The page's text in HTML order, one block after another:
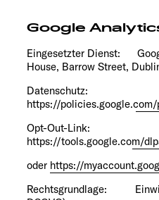
Google
Eingesetzter Dienst:
House, Barrow Street,
Datenschutz:
https://policies.google.com/
Opt-Out-Link:
https://tools.google.com/
oder https://
Rechtsgrundlage: